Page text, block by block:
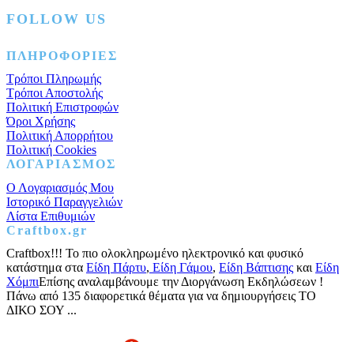
FOLLOW US
Facebook
Instagram
Pinterest
ΠΛΗΡΟΦΟΡΙΕΣ
Τρόποι Πληρωμής
Τρόποι Αποστολής
Πολιτική Επιστροφών
Όροι Χρήσης
Πολιτική Απορρήτου
Πολιτική Cookies
ΛΟΓΑΡΙΑΣΜΟΣ
Ο Λογαριασμός Μου
Ιστορικό Παραγγελιών
Λίστα Επιθυμιών
Craftbox.gr
Craftbox!!! Το πιο ολοκληρωμένο ηλεκτρονικό και φυσικό
κατάστημα στα Είδη Πάρτυ, Είδη Γάμου, Είδη Βάπτισης και Είδη
ΧόμπιΕπίσης αναλαμβάνουμε την Διοργάνωση Εκδηλώσεων !
Πάνω από 135 διαφορετικά θέματα για να δημιουργήσεις ΤΟ
ΔΙΚΟ ΣΟΥ ...